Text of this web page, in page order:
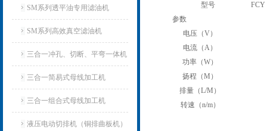
SM系列透平油专用滤油机
SM系列高效真空滤油机
三合一冲孔、切断、平弯一体机
三合一简易式母线加工机
三合一组合式母线加工机
液压电动切排机（铜排曲板机）
型号
参数
FCY
电压（V）
电流（A）
功率（W）
扬程（M）
排量（L/M）
转速（n/m）